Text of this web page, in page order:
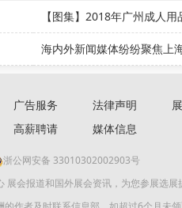
【图集】2018年广州成人
海内外新闻媒体纷纷聚焦上
广告服务
高薪聘请
法律声明
媒体信息
浙公网安备 33010302002903号
会报道和国外展会资讯，为您参展选展